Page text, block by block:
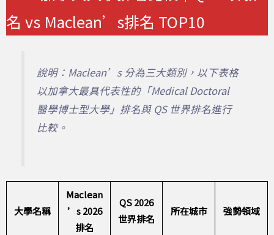
名 vs Maclean’s排名 TOP10
說明：Maclean’s 分為三大類別，以下表格
以加拿大最具代表性的「Medical Doctoral
醫學博士型大學」排名與 QS 世界排名進行
比較。
大學名稱
Maclean
’s 2026
排名
QS 2026
世界排名
所在城市 強勢領域